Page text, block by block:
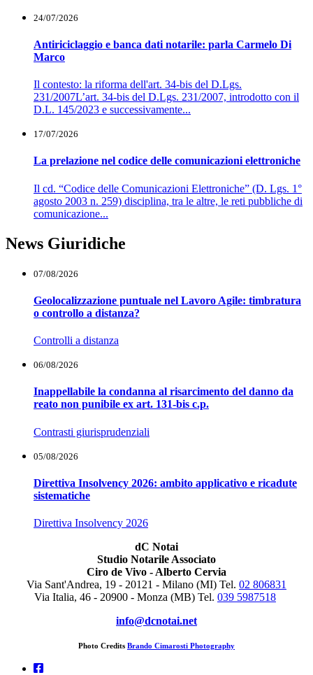
24/07/2026
Antiriciclaggio e banca dati notarile: parla Carmelo Di
Marco
Il contesto: la riforma dell'art. 34-bis del D.Lgs.
231/2007L’art. 34-bis del D.Lgs. 231/2007, introdotto con il
D.L. 145/2023 e successivamente...
17/07/2026
La prelazione nel codice delle comunicazioni elettroniche
Il cd. “Codice delle Comunicazioni Elettroniche” (D. Lgs. 1°
agosto 2003 n. 259) disciplina, tra le altre, le reti pubbliche di
comunicazione...
News Giuridiche
07/08/2026
Geolocalizzazione puntuale nel Lavoro Agile: timbratura
o controllo a distanza?
Controlli a distanza
06/08/2026
Inappellabile la condanna al risarcimento del danno da
reato non punibile ex art. 131-bis c.p.
Contrasti giurisprudenziali
05/08/2026
Direttiva Insolvency 2026: ambito applicativo e ricadute
sistematiche
Direttiva Insolvency 2026
dC Notai
Studio Notarile Associato
Ciro de Vivo - Alberto Cervia
Via Sant'Andrea, 19 - 20121 - Milano (MI) Tel. 02 806831
Via Italia, 46 - 20900 - Monza (MB) Tel. 039 5987518
info@dcnotai.net
Photo Credits Brando Cimarosti Photography